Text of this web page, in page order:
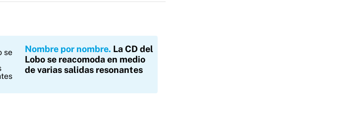
Nombre por nombre La CD del
Lobo se reacomoda en medio
de varias salidas resonantes